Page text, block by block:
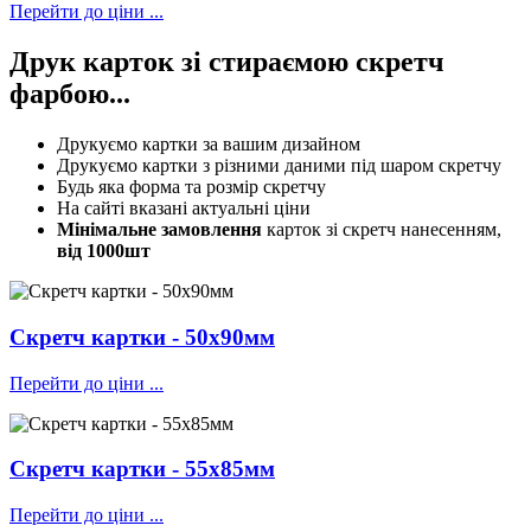
Перейти до ціни ...
Друк карток зі стираємою скретч
фарбою...
Друкуємо картки за вашим дизайном
Друкуємо картки з різними даними під шаром скретчу
Будь яка форма та розмір скретчу
На сайті вказані актуальні ціни
Мінімальне замовлення карток зі скретч нанесенням,
від 1000шт
Скретч картки - 50х90мм
Перейти до ціни ...
Скретч картки - 55х85мм
Перейти до ціни ...